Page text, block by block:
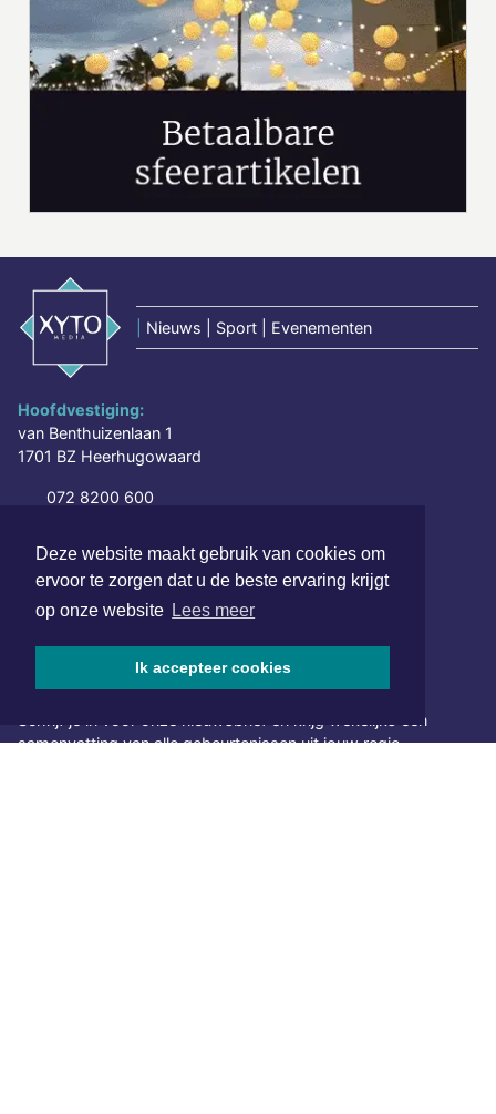
Deze website maakt gebruik van cookies om
ervoor te zorgen dat u de beste ervaring krijgt
op onze website Lees meer
Ik accepteer cookies
Nieuws | Sport | Evenementen
Hoofdvestiging:
van Benthuizenlaan 1
1701 BZ Heerhugowaard
072 8200 600
www.xyto.nl
NIEUWSBRIEF AANMELDEN
Schrijf je in voor onze nieuwsbrief en krijg wekelijks een
samenvatting van alle gebeurtenissen uit jouw regio.